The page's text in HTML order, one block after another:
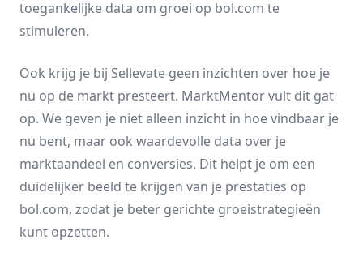
toegankelijke data om groei op bol.com te
stimuleren.
Ook krijg je bij Sellevate geen inzichten over hoe je
nu op de markt presteert. MarktMentor vult dit gat
op. We geven je niet alleen inzicht in hoe vindbaar je
nu bent, maar ook waardevolle data over je
marktaandeel en conversies. Dit helpt je om een
duidelijker beeld te krijgen van je prestaties op
bol.com, zodat je beter gerichte groeistrategieën
kunt opzetten.